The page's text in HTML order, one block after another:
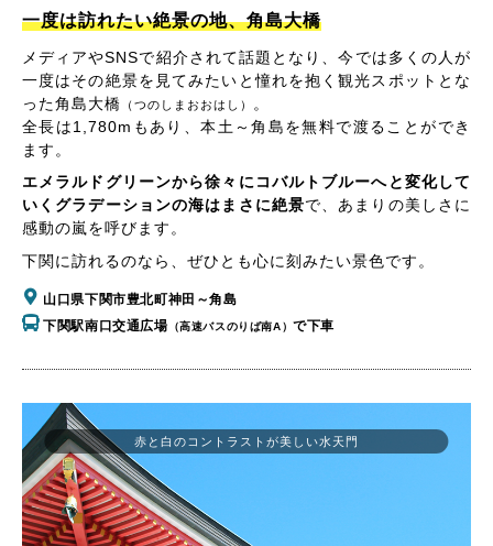
一度は訪れたい絶景の地、角島大橋
メディアやSNSで紹介されて話題となり、今では多くの人が
一度はその絶景を見てみたいと憧れを抱く観光スポットとな
った角島大橋 （つのしまおおはし）
。
全長は1,780mもあり、本土～角島を無料で渡ることができ
ます。
エメラルドグリーンから徐々にコバルトブルーへと変化して
いくグラデーションの海はまさに絶景で、あまりの美しさに
感動の嵐を呼びます。
下関に訪れるのなら、ぜひとも心に刻みたい景色です。
山口県下関市豊北町神田～角島
下関駅南口交通広場 （高速バスのりば南A）で下車
赤と白のコントラストが美しい水天門